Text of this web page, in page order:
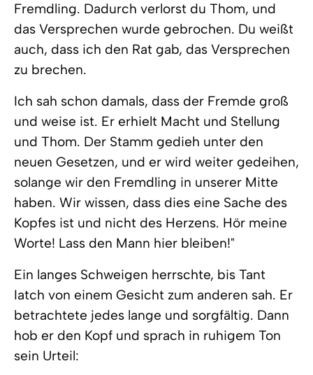
Fremdling. Dadurch verlorst du Thom, und
das Versprechen wurde gebrochen. Du weißt
auch, dass ich den Rat gab, das Versprechen
zu brechen.
Ich sah schon damals, dass der Fremde groß
und weise ist. Er erhielt Macht und Stellung
und Thom. Der Stamm gedieh unter den
neuen Gesetzen, und er wird weiter gedeihen,
solange wir den Fremdling in unserer Mitte
haben. Wir wissen, dass dies eine Sache des
Kopfes ist und nicht des Herzens. Hör meine
Worte! Lass den Mann hier bleiben!"
Ein langes Schweigen herrschte, bis Tant
Iatch von einem Gesicht zum anderen sah. Er
betrachtete jedes lange und sorgfältig. Dann
hob er den Kopf und sprach in ruhigem Ton
sein Urteil: